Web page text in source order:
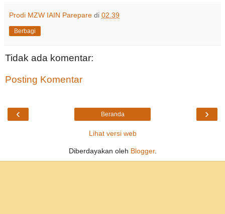
Prodi MZW IAIN Parepare di 02.39
Berbagi
Tidak ada komentar:
Posting Komentar
‹ ›
Beranda
Lihat versi web
Diberdayakan oleh Blogger.